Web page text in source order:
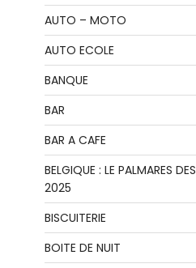
AUTO – MOTO
AUTO ECOLE
BANQUE
BAR
BAR A CAFE
BELGIQUE : LE PALMARES
2025
BISCUITERIE
BOITE DE NUIT